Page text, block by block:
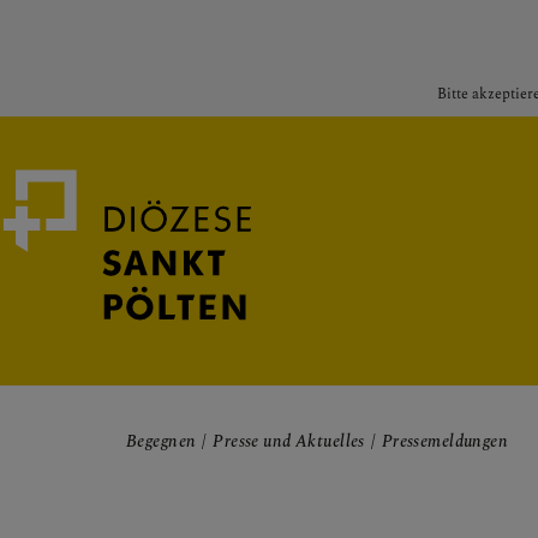
Bitte
Medienportal Bischof
Begegnen Presse und Aktuelles Pressemeldungen